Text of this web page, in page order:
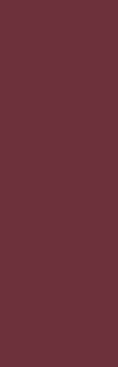
Aici poate fi reclama ta! ... email: